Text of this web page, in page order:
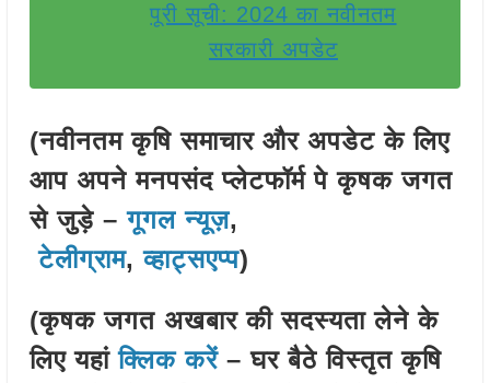
पूरी सूची: 2024 का नवीनतम
सरकारी अपडेट
(नवीनतम कृषि समाचार और अपडेट के लिए
आप अपने मनपसंद प्लेटफॉर्म पे कृषक जगत
से जुड़े – गूगल न्यूज़,
टेलीग्राम,व्हाट्सएप्प)
(कृषक जगत अखबार की सदस्यता लेने के
लिए यहांक्लिक करें– घर बैठे विस्तृत कृषि